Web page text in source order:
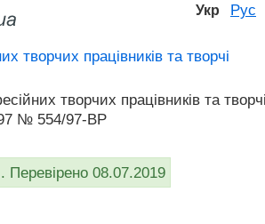
Укр Рус
творчих працівників та творчі
творчих працівників та
№ 554/97-ВР
Перевірено 08.07.2019